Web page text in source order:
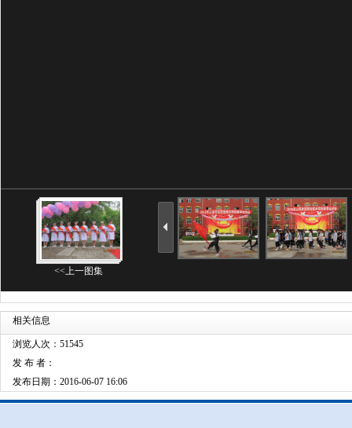
<<上一图集
相关信息
浏览人次：51545
发 布 者：
发布日期：2016-06-07 16:06